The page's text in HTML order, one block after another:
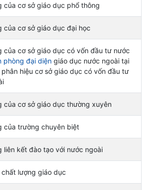
của cơ sở giáo dục phổ thông
của cơ sở giáo dục đại học
của cơ sở giáo dục có vốn đầu tư nước
phòng đại diện giáo dục nước ngoài tại
phân hiệu cơ sở giáo dục có vốn đầu tư
của cơ sở giáo dục thường xuyên
của trường chuyên biệt
liên kết đào tạo với nước ngoài
chất lượng giáo dục